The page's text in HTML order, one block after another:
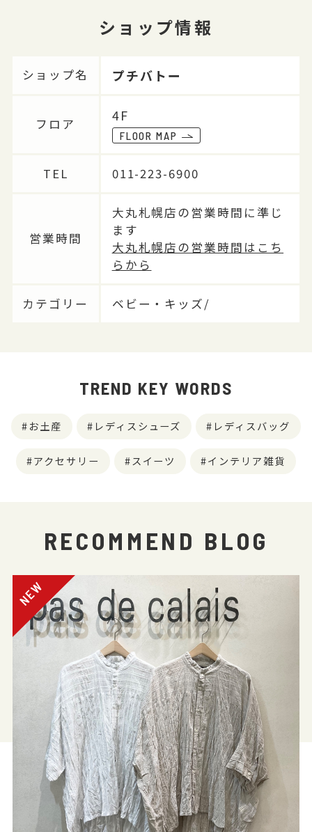
ショップ情報
ショップ名 プチバトー
フロア
4F
FLOOR MAP
TEL 011-223-6900
営業時間
大丸札幌店の営業時間に準じ
ます
大丸札幌店の営業時間はこち
らから
カテゴリー ベビー・キッズ/
TREND KEY WORDS
お土産 レディスシューズ レディスバッグ
アクセサリー スイーツ インテリア雑貨
RECOMMEND BLOG